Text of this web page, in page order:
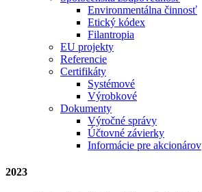
Environmentálna činnosť
Etický kódex
Filantropia
EU projekty
Referencie
Certifikáty
Systémové
Výrobkové
Dokumenty
Výročné správy
Účtovné závierky
Informácie pre akcionárov
2023